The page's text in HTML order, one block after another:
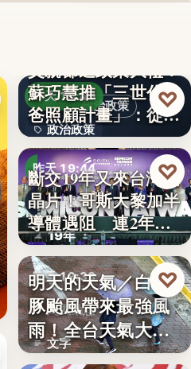
政治政策
昨天 19:49
政治政策
50%
蘇巧慧推「三世代爸
爸照顧計畫」：從準
爸…
♡
昨天 19:44
半導體
19年
斷交19年又來台灣找
晶片！哥斯大黎加半
導體遇阻 連2年
參…
♡
昨天 19:38
颱風動態
文字
明天的天氣／白海
豚颱風帶來最強風
雨！全台天氣大轉
變「豪雨…
♡